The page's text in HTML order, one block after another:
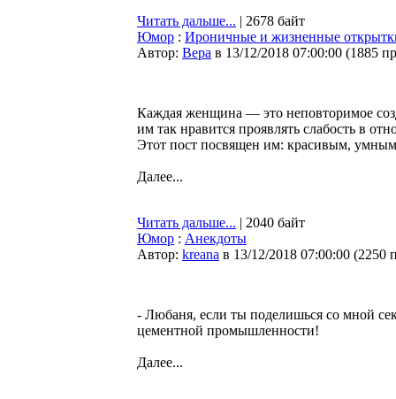
Читать дальше... | 2678 байт
Юмор : Ироничные и жизненные
Автор: Bepa в 13/12/2018 07:00:00 (1885
Каждая женщина — это неповторимое
им так нравится проявлять слабость в
Этот пост посвящен им: красивым,
Далее...
Читать дальше... | 2040 байт
Юмор : Анекдоты
Автор: kreana в 13/12/2018 07:00:00 (2250
- Любаня, если ты поделишься со мной
цементной промышленности!
Далее...